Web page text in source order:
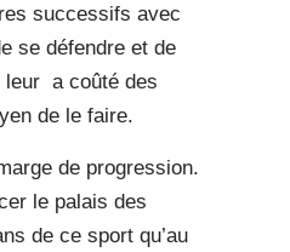
successifs avec
se défendre et de
leur a coûté des
de le faire.
de progression.
le palais des
de ce sport qu’au